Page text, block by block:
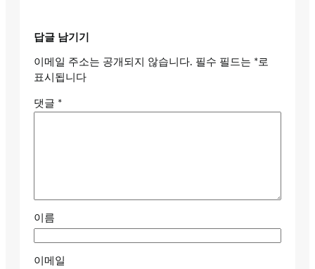
답글 남기기
이메일 주소는 공개되지 않습니다. 필수 필드는 *로
표시됩니다
댓글 *
이름
이메일